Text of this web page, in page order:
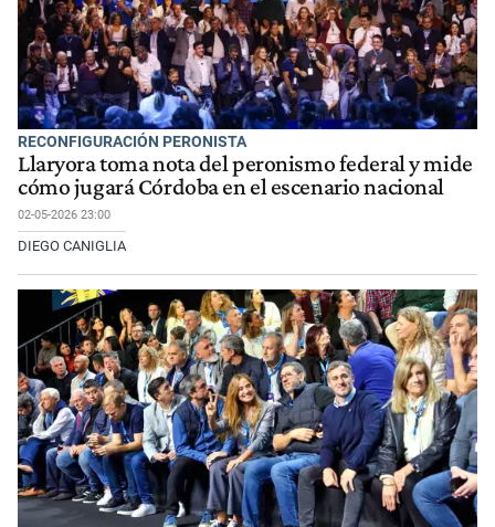
RECONFIGURACIÓN PERONISTA
Llaryora toma nota del peronismo federal y mide
cómo jugará Córdoba en el escenario nacional
02-05-2026 23:00
DIEGO CANIGLIA